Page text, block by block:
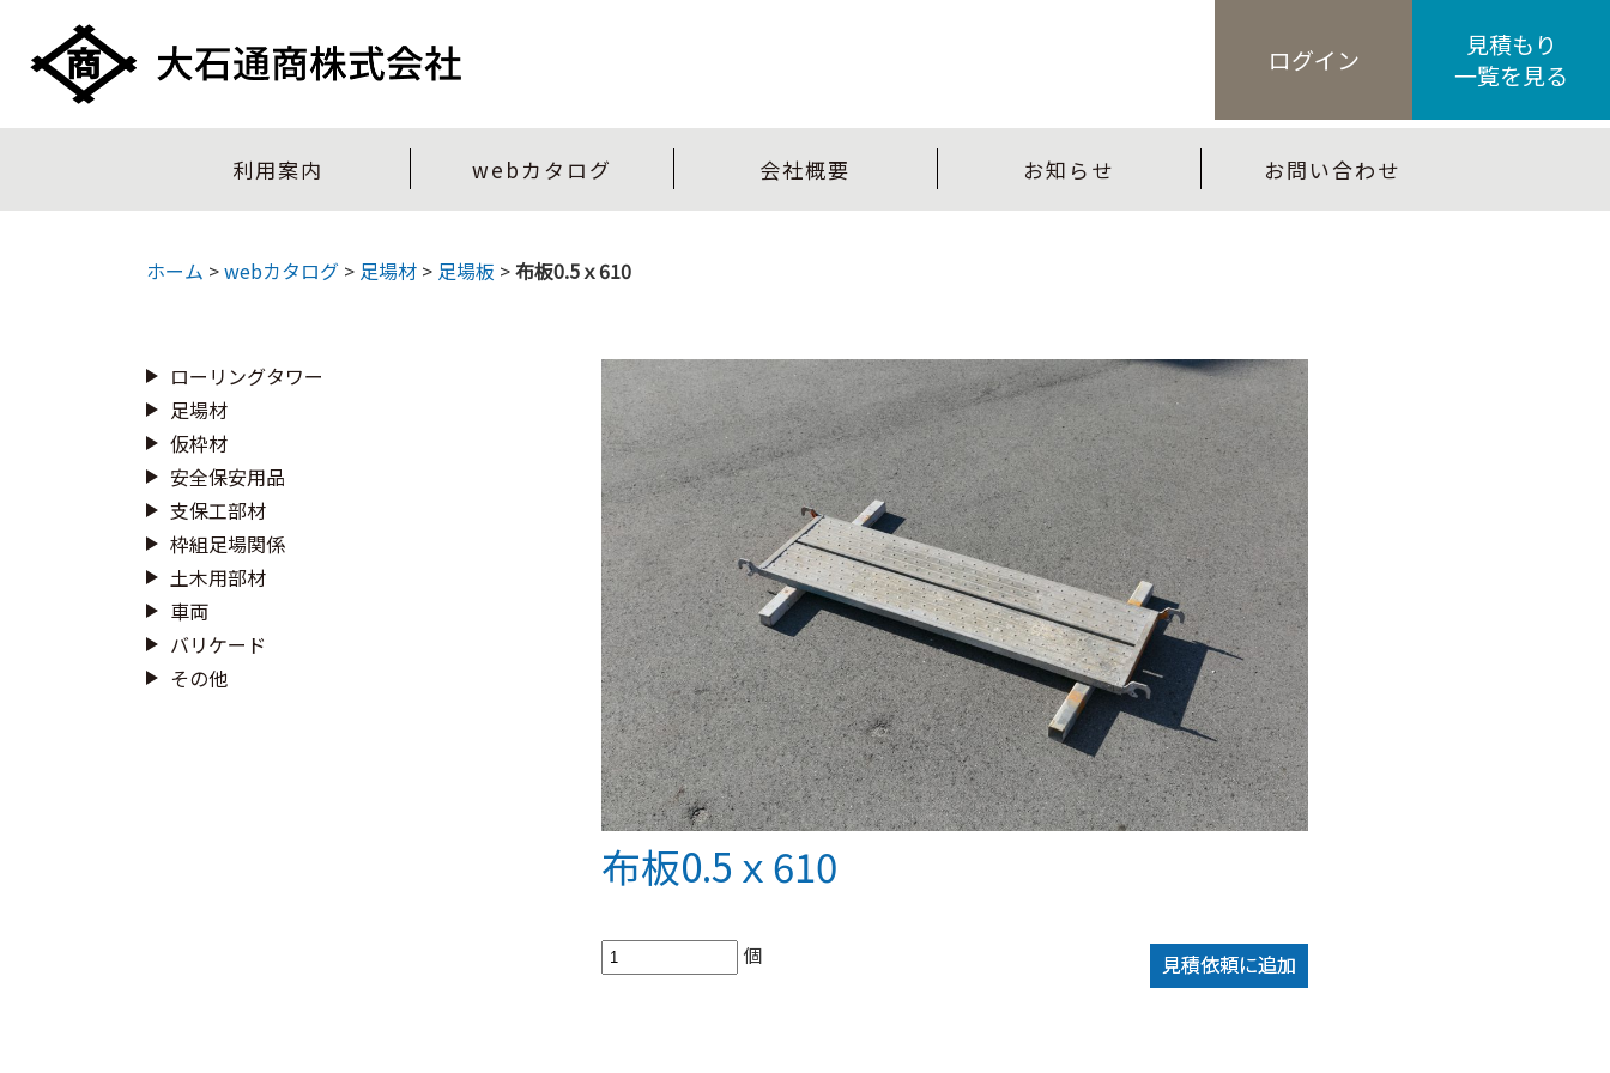
ログイン
見積もり
一覧を見る
利用案内 webカタログ 会社概要 お知らせ お問い合わせ
ホーム >webカタログ > 足場材 > 足場板 >布板0.5ｘ610
布板0.5ｘ610
個 見積依頼に追加
ローリングタワー
足場材
仮枠材
安全保安用品
支保工部材
枠組足場関係
土木用部材
車両
バリケード
その他